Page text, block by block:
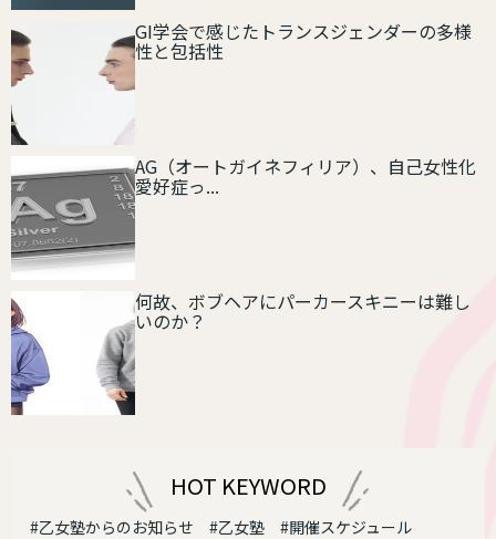
GI学会で感じたトランスジェンダーの多様
性と包括性
AG（オートガイネフィリア）、自己女性化
愛好症っ...
何故、ボブヘアにパーカースキニーは難し
いのか？
HOT KEYWORD
#乙女塾からのお知らせ #乙女塾
#開催スケジュール